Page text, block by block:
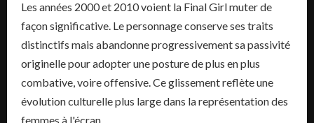
Les années 2000 et 2010 voient la Final Girl muter de
façon significative. Le personnage conserve ses traits
distinctifs mais abandonne progressivement sa passivité
originelle pour adopter une posture de plus en plus
combative, voire offensive. Ce glissement reflète une
évolution culturelle plus large dans la représentation des
femmes à l'écran.